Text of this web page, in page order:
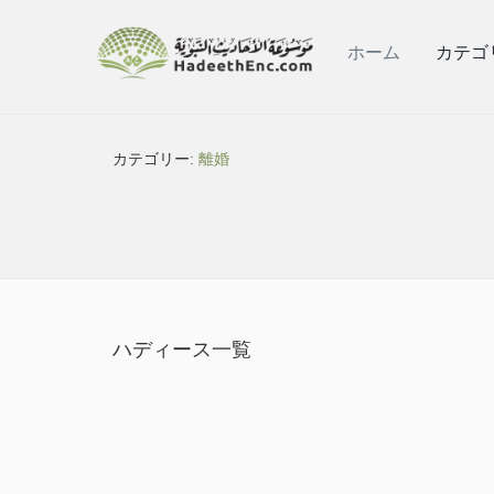
ホーム カテ
カテゴリー:離婚
ハディース一覧